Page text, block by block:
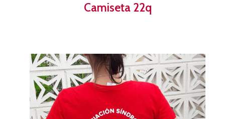
Camiseta 22q